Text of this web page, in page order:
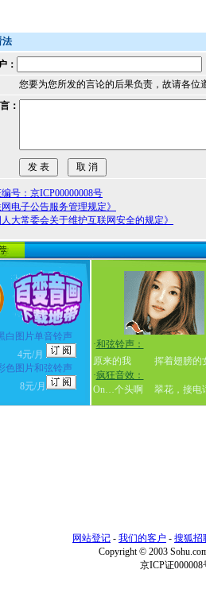
法
您要为您所发的言论的后果负责，故请各位
：
号：京ICP00000008号
电子公告服务管理规定》
大常委会关于维护互联网安全的规定》
白图片单音铃声
4元/月
色图片和弦铃声
8元/月
·和弦铃声：
原来的我
挥着翅膀的
·疯狂音效：
On…个头啊
翠花，接
网站登记 - 我们的客户 - 搜狐招
Copyright © 2003
京ICP证